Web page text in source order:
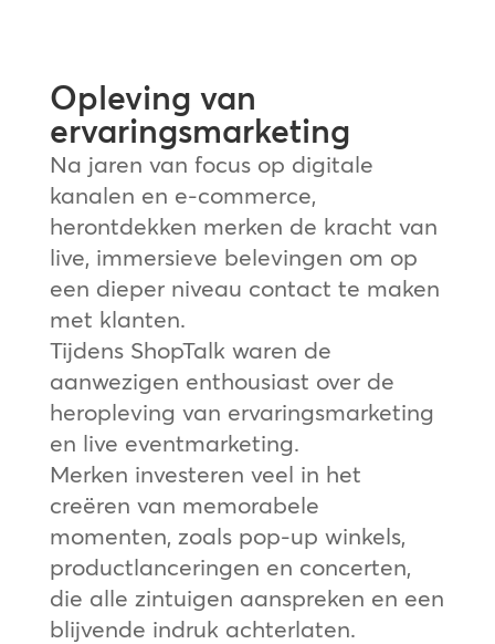
Opleving van
ervaringsmarketing
Na jaren van focus op digitale
kanalen en e-commerce,
herontdekken merken de kracht van
live, immersieve belevingen om op
een dieper niveau contact te maken
met klanten.
Tijdens ShopTalk waren de
aanwezigen enthousiast over de
heropleving van ervaringsmarketing
en live eventmarketing.
Merken investeren veel in het
creëren van memorabele
momenten, zoals pop-up winkels,
productlanceringen en concerten,
die alle zintuigen aanspreken en een
blijvende indruk achterlaten.